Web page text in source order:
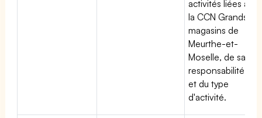
activités liées à
la CCN Grands
magasins de
Meurthe-et-
Moselle, de sa
responsabilité
et du type
d'activité.